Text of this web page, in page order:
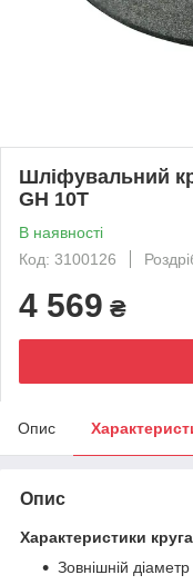
Шліфувальний
GH 10T
В наявності
Код: 3100126
4 569 ₴
Опис
Опис
Характеристики круга
Зовнішній